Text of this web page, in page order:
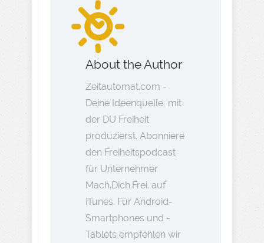
About the Author
Zeitautomat.com -
Deine Ideenquelle, mit
der DU Freiheit
produzierst. Abonniere
den Freiheitspodcast
für Unternehmer
Mach.Dich.Frei. auf
iTunes. Für Android-
Smartphones und -
Tablets empfehlen wir